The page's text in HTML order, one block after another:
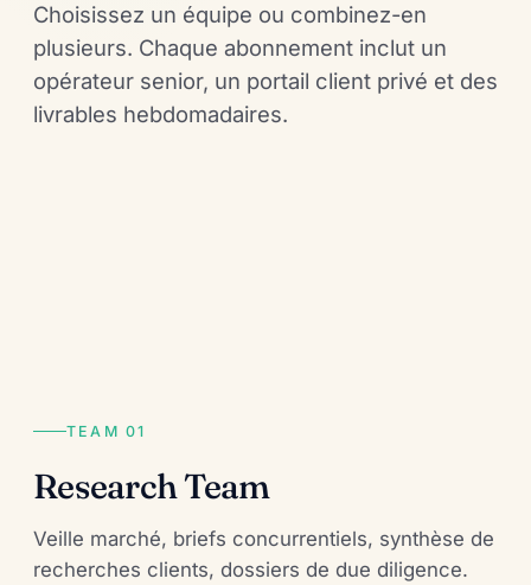
Choisissez un équipe ou combinez-en
plusieurs. Chaque abonnement inclut un
opérateur senior, un portail client privé et des
livrables hebdomadaires.
TEAM 01
Research Team
Veille marché, briefs concurrentiels, synthèse de
recherches clients, dossiers de due diligence.